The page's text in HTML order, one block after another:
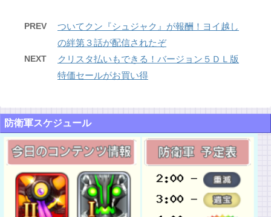
PREV
ついてクン『シュジャク』が報酬！ヨイ越し
の絆第３話が配信されたぞ
NEXT
クリスタ払いもできる！バージョン５ＤＬ版
特価セールがお買い得
防衛軍スケジュール